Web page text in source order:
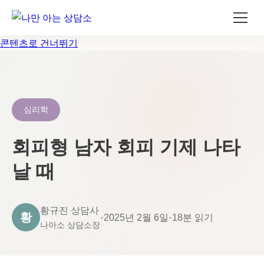
콘텐츠로 건너뛰기
심리학
회피형 남자 회피 기제 나타
날 때
황
황규진 상담사
나아소 상담소장
•2025년 2월 6일•18분 읽기